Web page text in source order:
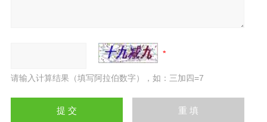
请输入计算结果（填写阿拉伯数字），如：三加四=7